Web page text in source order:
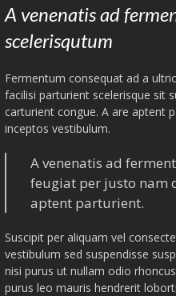
A venenatis ad
scelerisqutum
Fermentum consequat ad a
facilisi parturient scelerisque sit
carturient congue. A are aptent
inceptos vestibulum.
A venenatis ad
feugiat per justo nam
aptent parturient.
Suscipit per aliquam vel
vestibulum sed suspendisse
nisi purus ut nullam odio
purus leo mauris hendrerit